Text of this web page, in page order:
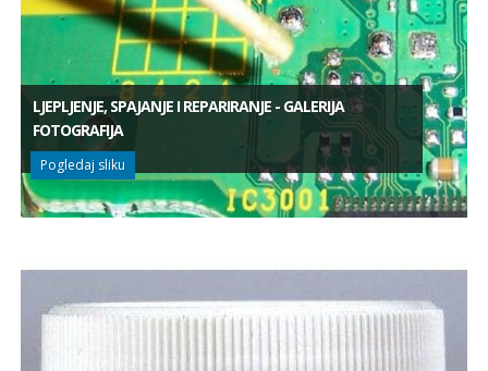
LJEPLJENJE, SPAJANJE I REPARIRANJE - GALERIJA
FOTOGRAFIJA
Pogledaj sliku